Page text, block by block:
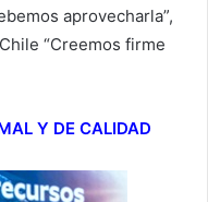
aprovecharla”,
“Creemos firme
Y DE CALIDAD